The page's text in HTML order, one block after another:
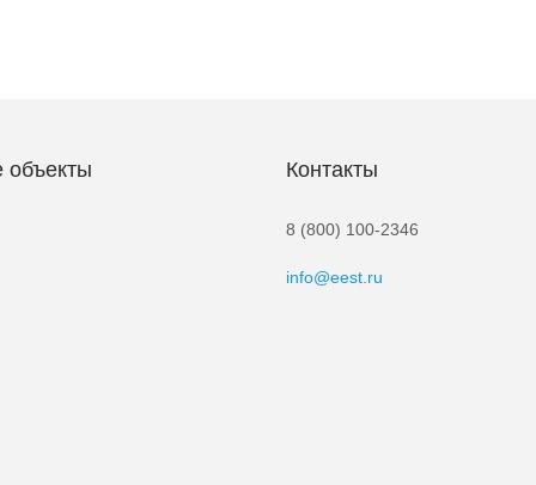
Контакты
8 (800) 100-2346
info@eest.ru